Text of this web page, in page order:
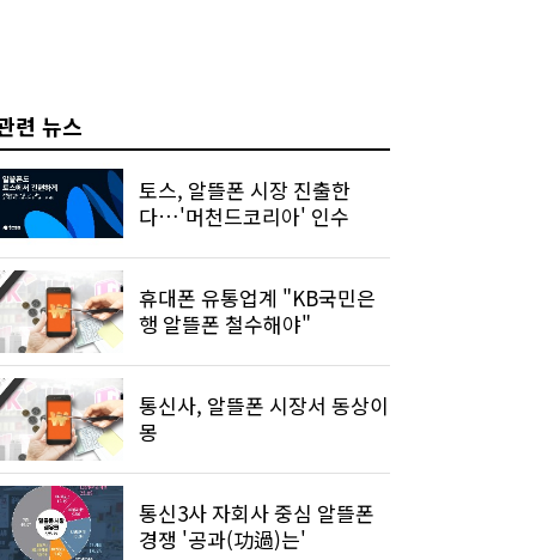
련 뉴스
토스, 알뜰폰 시장 진출한
다…'머천드코리아' 인수
휴대폰 유통업계 "KB국민은
행 알뜰폰 철수해야"
통신사, 알뜰폰 시장서 동상이
몽
통신3사 자회사 중심 알뜰폰
경쟁 '공과(功過)는'